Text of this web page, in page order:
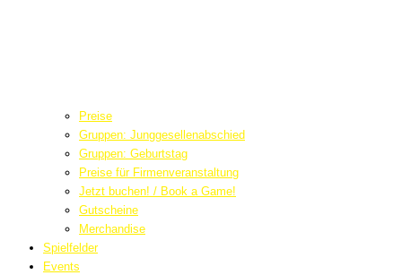
Preise
Gruppen: Junggesellenabschied
Gruppen: Geburtstag
Preise für Firmenveranstaltung
Jetzt buchen! / Book a Game!
Gutscheine
Merchandise
Spielfelder
Events